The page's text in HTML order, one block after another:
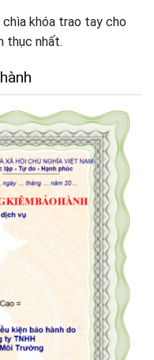
chìa khóa trao tay cho
thục nhất.